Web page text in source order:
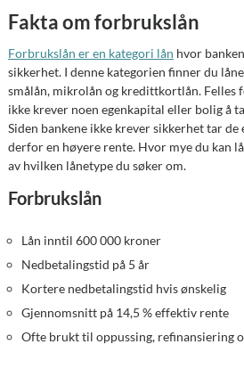
Fakta om forbrukslån
Forbrukslån er en kategori lån hvor
sikkerhet. I denne kategorien finner du
smålån, mikrolån og kredittkortlån. Felles
ikke krever noen egenkapital eller bolig å
Siden bankene ikke krever sikkerhet tar
derfor en høyere rente. Hvor mye du kan
av hvilken lånetype du søker om.
Forbrukslån
Lån inntil 600 000 kroner
Nedbetalingstid på 5 år
Kortere nedbetalingstid hvis ønskelig
Gjennomsnitt på 14,5 % effektiv rente
Ofte brukt til oppussing, refinansiering